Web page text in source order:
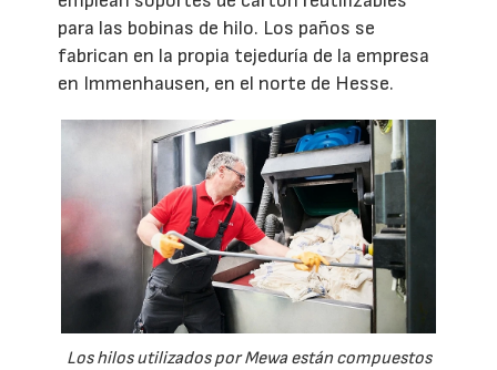
para las bobinas de hilo. Los paños se
fabrican en la propia tejeduría de la empresa
en Immenhausen, en el norte de Hesse.
Los hilos utilizados por Mewa están compuestos